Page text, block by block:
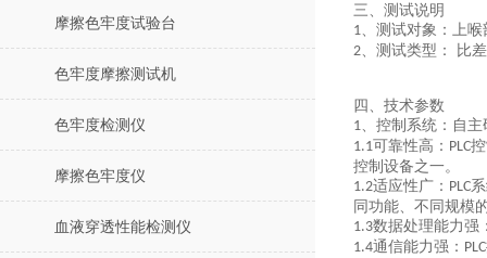
摩擦色牢度试验台
色牢度摩擦测试机
色牢度检测仪
摩擦色牢度仪
血液穿透性能检测仪
三、测试说明
1、测试对象：上
2、测试类型： 比
四、技术参数
1、控制系统：自主
1.1可靠性高： PLC
控制设备之一。
1.2适应性广： PLC
同功能、不同规模
1.3数据处理能力强
1.4通信能力强： PLC